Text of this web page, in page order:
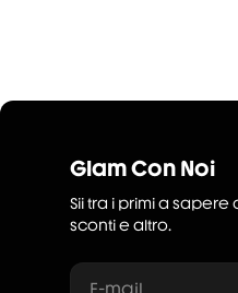
Glam Con Noi
Sii tra i primi a sapere
sconti e altro.
E-mail